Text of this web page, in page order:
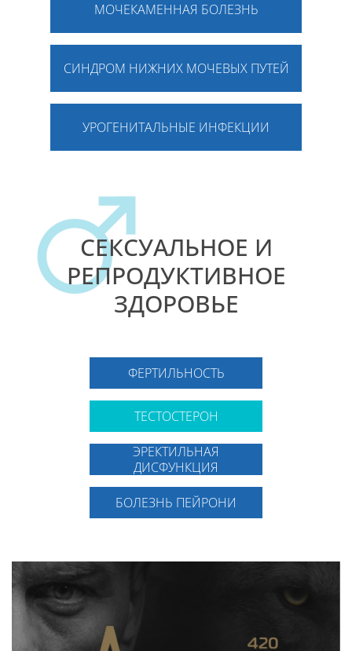
МОЧЕКАМЕННАЯ БОЛЕЗНЬ
СИНДРОМ НИЖНИХ МОЧЕВЫХ ПУТЕЙ
УРОГЕНИТАЛЬНЫЕ ИНФЕКЦИИ
СЕКСУАЛЬНОЕ И
РЕПРОДУКТИВНОЕ
ЗДОРОВЬЕ
ФЕРТИЛЬНОСТЬ
ТЕСТОСТЕРОН
ЭРЕКТИЛЬНАЯ
ДИСФУНКЦИЯ
БОЛЕЗНЬ ПЕЙРОНИ